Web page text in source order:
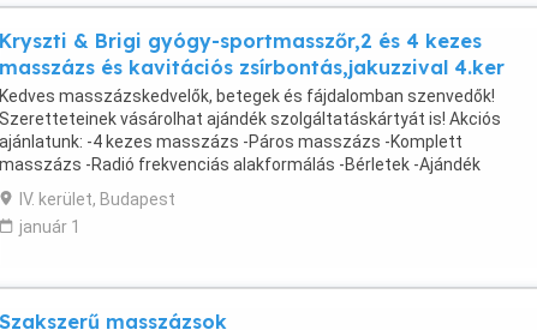
Kryszti & Brigi gyógy-sportmasszőr,2 és 4 kezes
masszázs és kavitációs zsírbontás,jakuzzival 4.ker
Kedves masszázskedvelők, betegek és fájdalomban szenvedők!
Szeretteteinek vásárolhat ajándék szolgáltatáskártyát is! Akciós
ajánlatunk: -4 kezes masszázs -Páros masszázs -Komplett
masszázs -Radió frekvenciás alakformálás -Bérletek -Ajándék
masszázskártyák -Nyugdíjkedvezmények Mi kiemelt képzésben ...
IV. kerület, Budapest
január 1
Szakszerű masszázsok